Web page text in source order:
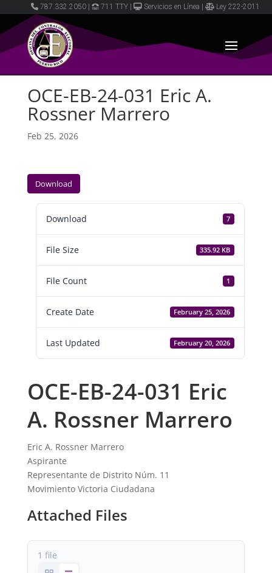
787.332.2050 711 TTY Servicios en Línea Ley 222-2011
OCE-EB-24-031 Eric A.
Rossner Marrero
Feb 25, 2026
Download
Download 7
File Size 335.92 KB
File Count 1
Create Date February 25, 2026
Last Updated February 20, 2026
OCE-EB-24-031 Eric
A. Rossner Marrero
Eric A. Rossner Marrero
Aspirante
Representante de Distrito Núm. 11
Movimiento Victoria Ciudadana
Attached Files
1 file